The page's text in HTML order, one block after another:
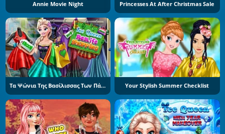
Annie Movie Night Princesses At After Christmas Sale
Τα Ψώνια Της Βασίλισσας Των Πάγων Your Stylish Summer Checklist